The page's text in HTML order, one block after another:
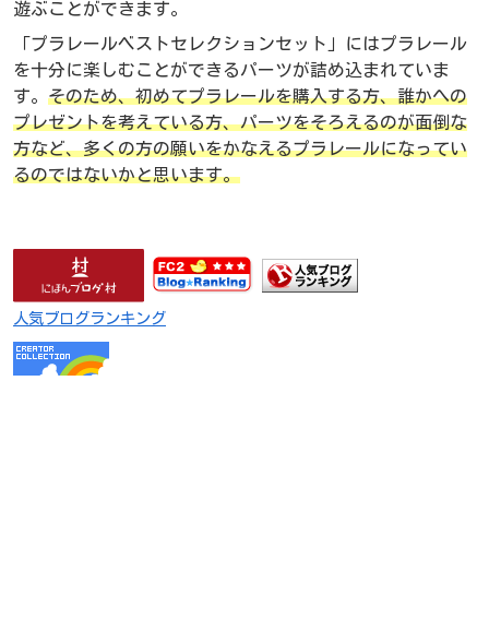
遊ぶことができます。
「プラレールベストセレクションセット」にはプラレール
を十分に楽しむことができるパーツが詰め込まれていま
す。 そのため、初めてプラレールを購入する方、誰かへの
プレゼントを考えている方、パーツをそろえるのが面倒な
方など、多くの方の願いをかなえるプラレールになってい
るのではないかと思います。
人気ブログランキング